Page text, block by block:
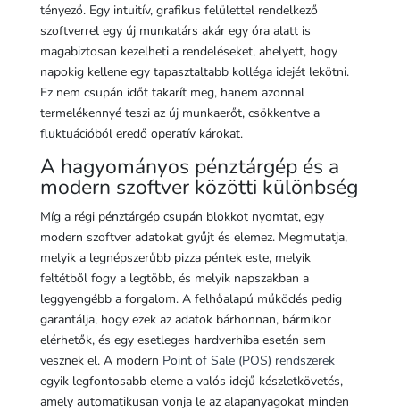
tényező. Egy intuitív, grafikus felülettel rendelkező
szoftverrel egy új munkatárs akár egy óra alatt is
magabiztosan kezelheti a rendeléseket, ahelyett, hogy
napokig kellene egy tapasztaltabb kolléga idejét lekötni.
Ez nem csupán időt takarít meg, hanem azonnal
termelékennyé teszi az új munkaerőt, csökkentve a
fluktuációból eredő operatív károkat.
A hagyományos pénztárgép és a
modern szoftver közötti különbség
Míg a régi pénztárgép csupán blokkot nyomtat, egy
modern szoftver adatokat gyűjt és elemez. Megmutatja,
melyik a legnépszerűbb pizza péntek este, melyik
feltétből fogy a legtöbb, és melyik napszakban a
leggyengébb a forgalom. A felhőalapú működés pedig
garantálja, hogy ezek az adatok bárhonnan, bármikor
elérhetők, és egy esetleges hardverhiba esetén sem
vesznek el. A modern Point of Sale (POS) rendszerek
egyik legfontosabb eleme a valós idejű készletkövetés,
amely automatikusan vonja le az alapanyagokat minden